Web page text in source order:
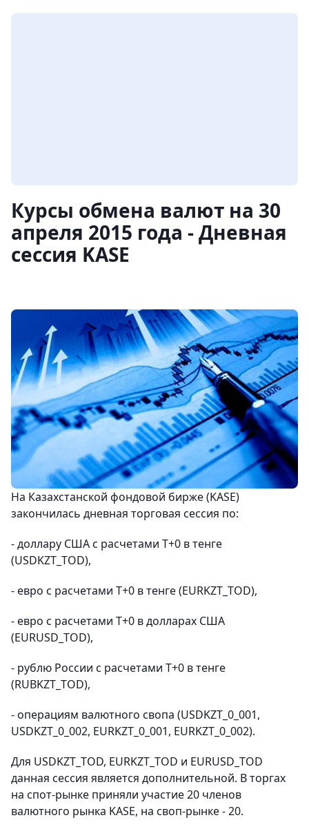
Курсы обмена валют на 30
апреля 2015 года - Дневная
сессия KASE
На Казахстанской фондовой бирже (KASE)
закончилась дневная торговая сессия по:
- доллару США с расчетами Т+0 в тенге
(USDKZT_TOD),
- евро с расчетами Т+0 в тенге (EURKZT_TOD),
- евро с расчетами Т+0 в долларах США
(EURUSD_TOD),
- рублю России с расчетами T+0 в тенге
(RUBKZT_TOD),
- операциям валютного свопа (USDKZT_0_001,
USDKZT_0_002, EURKZT_0_001, EURKZT_0_002).
Для USDKZT_TOD, EURKZT_TOD и EURUSD_TOD
данная сессия является дополнительной. В торгах
на спот-рынке приняли участие 20 членов
валютного рынка KASE, на своп-рынке - 20.